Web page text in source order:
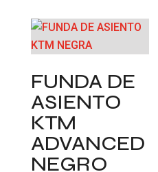
FUNDA DE
ASIENTO
KTM
ADVANCED
NEGRO